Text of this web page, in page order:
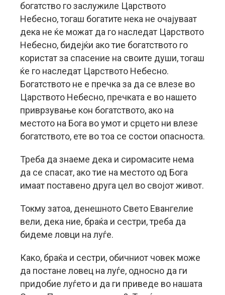
богатство го заслужиле Царството
Небесно, тогаш богатите нека не очајуваат
дека не ќе можат да го наследат Царството
Небесно, бидејќи ако тие богатството го
користат за спасение на своите души, тогаш
ќе го наследат Царството Небесно.
Богатството не е пречка за да се влезе во
Царството Небесно, пречката е во нашето
приврзување кон богатството, ако на
местото на Бога во умот и срцето ни влезе
богатството, ете во тоа се состои опасноста.
Треба да знаеме дека и сиромасите нема
да се спасат, ако тие на местото од Бога
имаат поставено друга цел во својот живот.
Токму затоа, денешното Свето Евангелие
вели, дека ние, браќа и сестри, треба да
бидеме ловци на луѓе.
Како, браќа и сестри, обичниот човек може
да постане ловец на луѓе, односно да ги
придобие луѓето и да ги приведе во нашата